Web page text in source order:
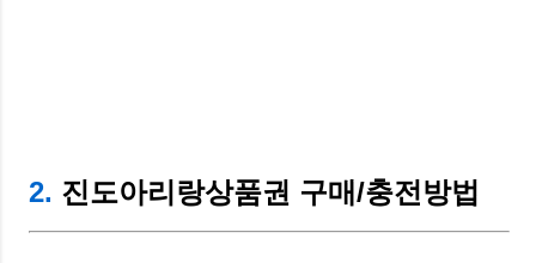
2. 진도아리랑상품권 구매/충전방법